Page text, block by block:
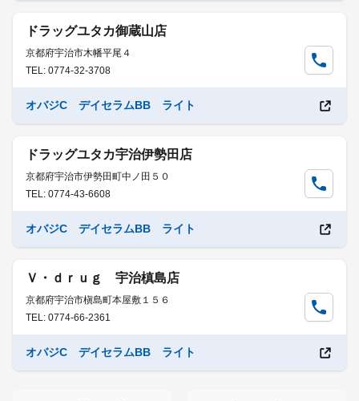
ドラッグユタカ御蔵山店
京都府宇治市木幡平尾４
TEL: 0774-32-3708
オバジC デイセラムBB ライト
ドラッグユタカ宇治伊勢田店
京都府宇治市伊勢田町中ノ田５０
TEL: 0774-43-6608
オバジC デイセラムBB ライト
Ｖ・ｄｒｕｇ 宇治槙島店
京都府宇治市槇島町本屋敷１５６
TEL: 0774-66-2361
オバジC デイセラムBB ライト